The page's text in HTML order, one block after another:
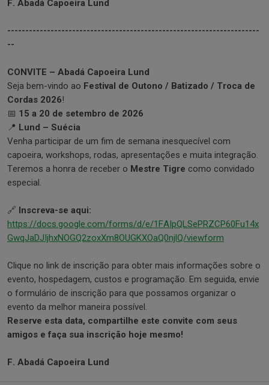
F. Abadá Capoeira Lund
----------------------------------------------------------------------
--
CONVITE – Abadá Capoeira Lund
Seja bem-vindo ao Festival de Outono / Batizado / Troca de
Cordas 2026!
📅 15 a 20 de setembro de 2026
📍 Lund – Suécia
Venha participar de um fim de semana inesquecível com
capoeira, workshops, rodas, apresentações e muita integração.
Teremos a honra de receber o Mestre Tigre como convidado
especial.
🔗 Inscreva-se aqui:
https://docs.google.com/forms/d/e/1FAIpQLSePRZCP60Fu14x
GwqJaDJIjhxNOGQ2zoxXm8OUGKXOaQ0njlQ/viewform
Clique no link de inscrição para obter mais informações sobre o
evento, hospedagem, custos e programação. Em seguida, envie
o formulário de inscrição para que possamos organizar o
evento da melhor maneira possível.
Reserve esta data, compartilhe este convite com seus
amigos e faça sua inscrição hoje mesmo!
F. Abadá Capoeira Lund